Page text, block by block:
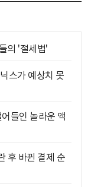
의 '절세법'
스가 예상치 못
들인 놀라운 액
후 바뀐 결제 순